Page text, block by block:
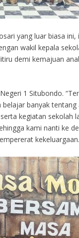
yang luar biasa
wakil kepala
demi kemajuan
1 Situbondo.
banyak tentang
kegiatan sekolah
kami nanti ke